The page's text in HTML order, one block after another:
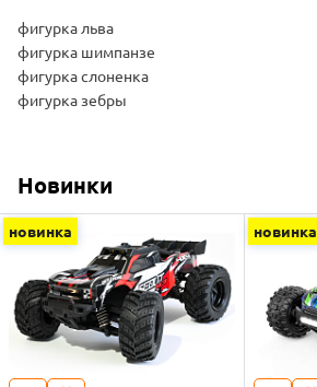
фигурка льва
фигурка шимпанзе
фигурка слоненка
фигурка зебры
Новинки
новинка новинка